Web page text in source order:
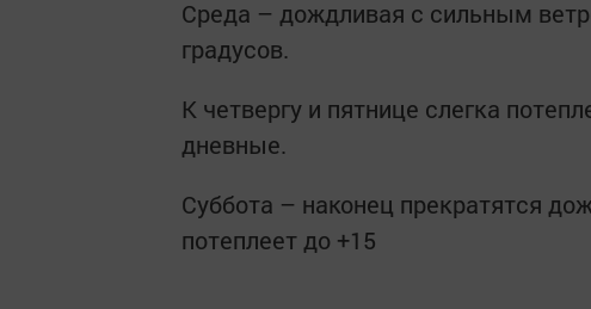
Среда – дождливая с сильным
градусов.
К четвергу и пятнице слегка
дневные.
Суббота – наконец прекратятся
потеплеет до +15